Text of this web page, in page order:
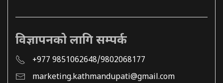
विज्ञापनको लागि सम्पर्क
+977 9851062648/9802068177
marketing.kathmandupati@gmail.com